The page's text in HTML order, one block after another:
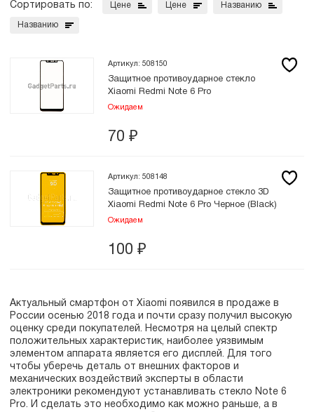
Сортировать по: Цене Цене Названию
Названию
Артикул: 508150
Защитное противоударное стекло
Xiaomi Redmi Note 6 Pro
Ожидаем
70 ₽
Артикул: 508148
Защитное противоударное стекло 3D
Xiaomi Redmi Note 6 Pro Черное (Black)
Ожидаем
100 ₽
Актуальный смартфон от Xiaomi появился в продаже в
России осенью 2018 года и почти сразу получил высокую
оценку среди покупателей. Несмотря на целый спектр
положительных характеристик, наиболее уязвимым
элементом аппарата является его дисплей. Для того
чтобы уберечь деталь от внешних факторов и
механических воздействий эксперты в области
электроники рекомендуют устанавливать стекло Note 6
Pro. И сделать это необходимо как можно раньше, а в